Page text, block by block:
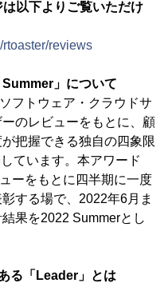
以下よりご覧いただけ
rtoaster/reviews
」について
フトウェア・クラウドサ
のレビューをもとに、顧
把握できる独自の四象限
ています。本アワード
ーをもとに四半期に一度
する場で、2022年6月ま
果を2022 Summerとし
る「Leader」とは